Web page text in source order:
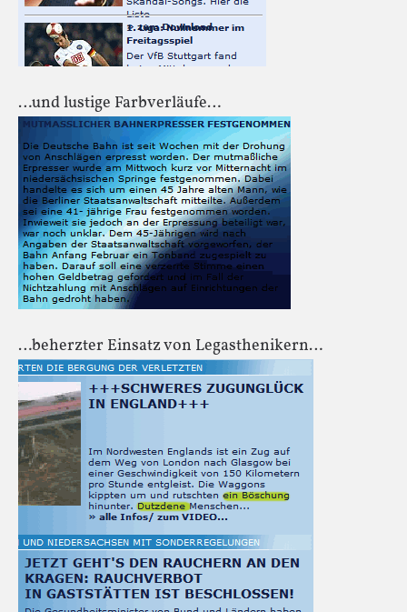
…und lustige Farbverläufe…
…beherzter Einsatz von Legasthenikern…